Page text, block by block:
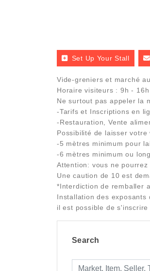
Set Up Your Stall
Vide-greniers et marché
Horaire visiteurs : 9h -
Ne surtout pas appeler la
-Tarifs et Inscriptions en
-Restauration, Vente
Possibilité de laisser
-5 mètres minimum pour
-6 mètres minimum ou
Attention: vous ne
Une caution de 10 est
*Interdiction de remballer
Installation des exposants
il est possible de
Search